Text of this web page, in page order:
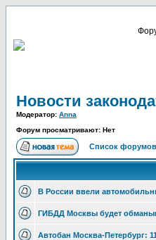
Новости
Модератор: Anna
Форум просматривают: Нет
Список
В России ввели
ГИБДД Москвы будет
Автобан Москва-Петербург: